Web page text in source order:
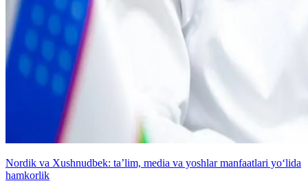
Nordik va Xushnudbek: taʼlim, media va yoshlar manfaatlari yo‘lida
hamkorlik